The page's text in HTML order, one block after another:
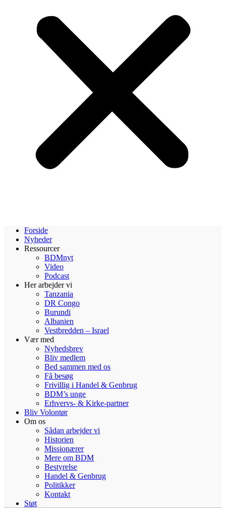
Forside
Nyheder
Ressourcer
BDMnyt
Video
Podcast
Her arbejder vi
Tanzania
DR Congo
Burundi
Albanien
Vestbredden – Israel
Vær med
Nyhedsbrev
Bliv medlem
Bed sammen med os
Få besøg
Frivillig i Handel & Genbrug
BDM’s unge
Erhvervs- & Kirke-partner
Bliv Volontør
Om os
Sådan arbejder vi
Historien
Missionærer
Mere om BDM
Bestyrelse
Handel & Genbrug
Politikker
Kontakt
Støt